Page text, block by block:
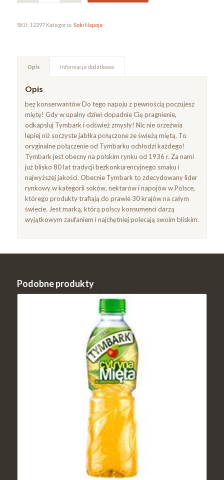
SKU: 12297 Kategoria: Soki Napoje
Opis Informacje dodatkowe
Opis
bez konserwantów Do tego napoju z pewnością poczujesz
miętę! Gdy w upalny dzień dopadnie Cię pragnienie,
odkapsluj Tymbark i odśwież zmysły! Nic nie orzeźwia
lepiej niż soczyste jabłka połączone ze świeżą miętą. To
oryginalne połączenie od Tymbarku ochłodzi każdego!
Tymbark jest obecny na polskim rynku od 1936 r. Za nami
już blisko 80 lat tradycji bezkonkurencyjnego smaku i
najwyższej jakości. Obecnie Tymbark to zdecydowany lider
rynkowy w kategorii soków, nektarów i napojów w Polsce,
którego produkty trafiają do prawie 30 krajów na całym
świecie. Jest marką, którą polscy konsumenci darzą
wyjątkowym zaufaniem i najchętniej polecają swoim bliskim.
Podobne produkty